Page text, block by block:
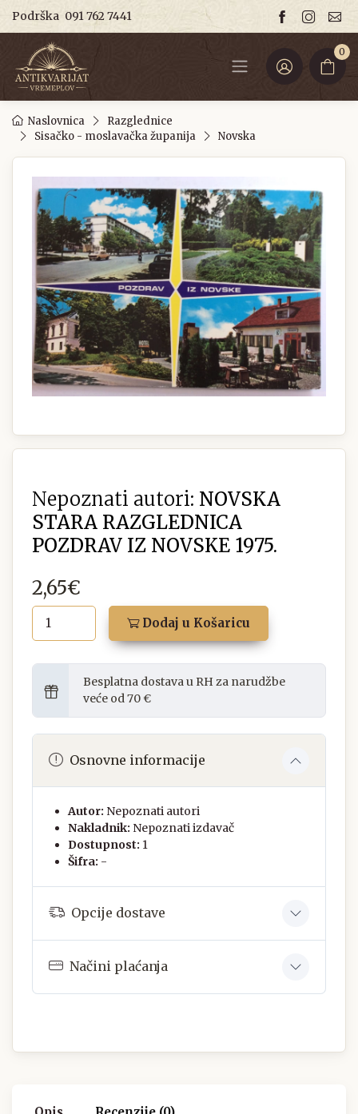
Podrška 091 762 7441
0
Naslovnica
Razglednice
Sisačko - moslavačka županija
Novska
Nepoznati autori: NOVSKA
STARA RAZGLEDNICA
POZDRAV IZ NOVSKE 1975.
2,65€
Dodaj u Košaricu
Besplatna dostava u RH za narudžbe
veće od 70 €
Osnovne informacije
Autor: Nepoznati autori
Nakladnik: Nepoznati izdavač
Dostupnost: 1
Šifra: -
Opcije dostave
Načini plaćanja